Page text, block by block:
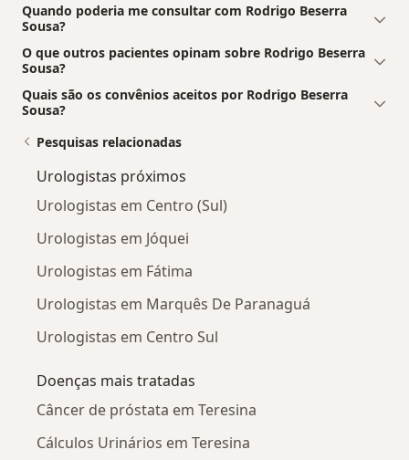
Quando poderia me consultar com Rodrigo Beserra
Sousa?
O que outros pacientes opinam sobre Rodrigo Beserra
Sousa?
Quais são os convênios aceitos por Rodrigo Beserra
Sousa?
Pesquisas relacionadas
Urologistas próximos
Urologistas em Centro (Sul)
Urologistas em Jóquei
Urologistas em Fátima
Urologistas em Marquês De Paranaguá
Urologistas em Centro Sul
Doenças mais tratadas
Câncer de próstata em Teresina
Cálculos Urinários em Teresina